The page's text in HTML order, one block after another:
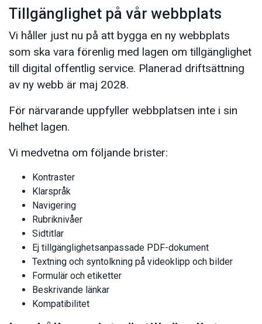
Tillgänglighet på vår webbplats
Vi håller just nu på att bygga en ny webbplats
som ska vara förenlig med lagen om tillgänglighet
till digital offentlig service. Planerad driftsättning
av ny webb är maj 2028.
För närvarande uppfyller webbplatsen inte i sin
helhet lagen.
Vi medvetna om följande brister:
Kontraster
Klarspråk
Navigering
Rubriknivåer
Sidtitlar
Ej tillgänglighetsanpassade PDF-dokument
Textning och syntolkning på videoklipp och bilder
Formulär och etiketter
Beskrivande länkar
Kompatibilitet